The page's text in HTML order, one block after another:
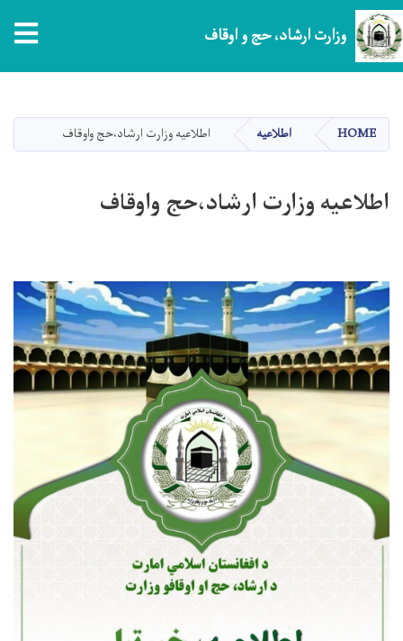
main
content
وزارت ارشاد، حج و اوقاف
HOME اطلاعیه اطلاعیه وزارت ارشاد،حج واوقاف
اطلاعیه وزارت ارشاد،حج واوقاف